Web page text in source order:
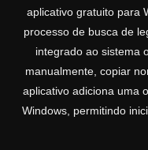
aplicativo gratuito para
processo de busca de
integrado ao sistema
manualmente, copiar
aplicativo adiciona uma
Windows, permitindo